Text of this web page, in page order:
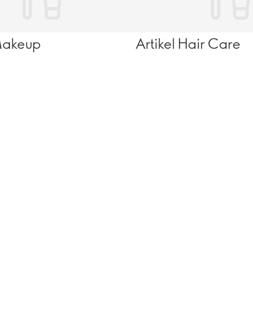
Artikel Hair Care